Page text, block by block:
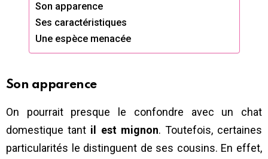
Son apparence
Ses caractéristiques
Une espèce menacée
Son apparence
On pourrait presque le confondre avec un chat
domestique tant il est mignon. Toutefois, certaines
particularités le distinguent de ses cousins. En effet,